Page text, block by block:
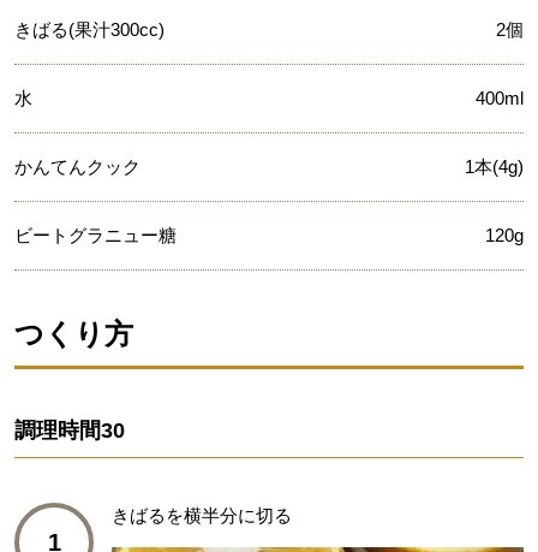
きばる(果汁300cc) 2個
水 400ml
かんてんクック 1本(4g)
ビートグラニュー糖 120g
つくり方
調理時間30
1
きばるを横半分に切る